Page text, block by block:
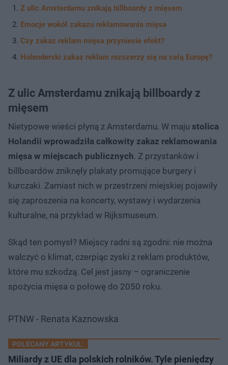
Z ulic Amsterdamu znikają billboardy z mięsem
Emocje wokół zakazu reklamowania mięsa
Czy zakaz reklam mięsa przyniesie efekt?
Holenderski zakaz reklam rozszerzy się na całą Europę?
Z ulic Amsterdamu znikają billboardy z
mięsem
Nietypowe wieści płyną z Amsterdamu. W maju stolica
Holandii wprowadziła całkowity zakaz reklamowania
mięsa w miejscach publicznych. Z przystanków i
billboardów zniknęły plakaty promujące burgery i
kurczaki. Zamiast nich w przestrzeni miejskiej pojawiły
się zaproszenia na koncerty, wystawy i wydarzenia
kulturalne, na przykład w Rijksmuseum.
Skąd ten pomysł? Miejscy radni są zgodni: nie można
walczyć o klimat, czerpiąc zyski z reklam produktów,
które mu szkodzą. Cel jest jasny – ograniczenie
spożycia mięsa o połowę do 2050 roku.
PTNW - Renata Kaznowska
POLECANY ARTYKUŁ:
Miliardy z UE dla polskich rolników. Tyle pieniędzy